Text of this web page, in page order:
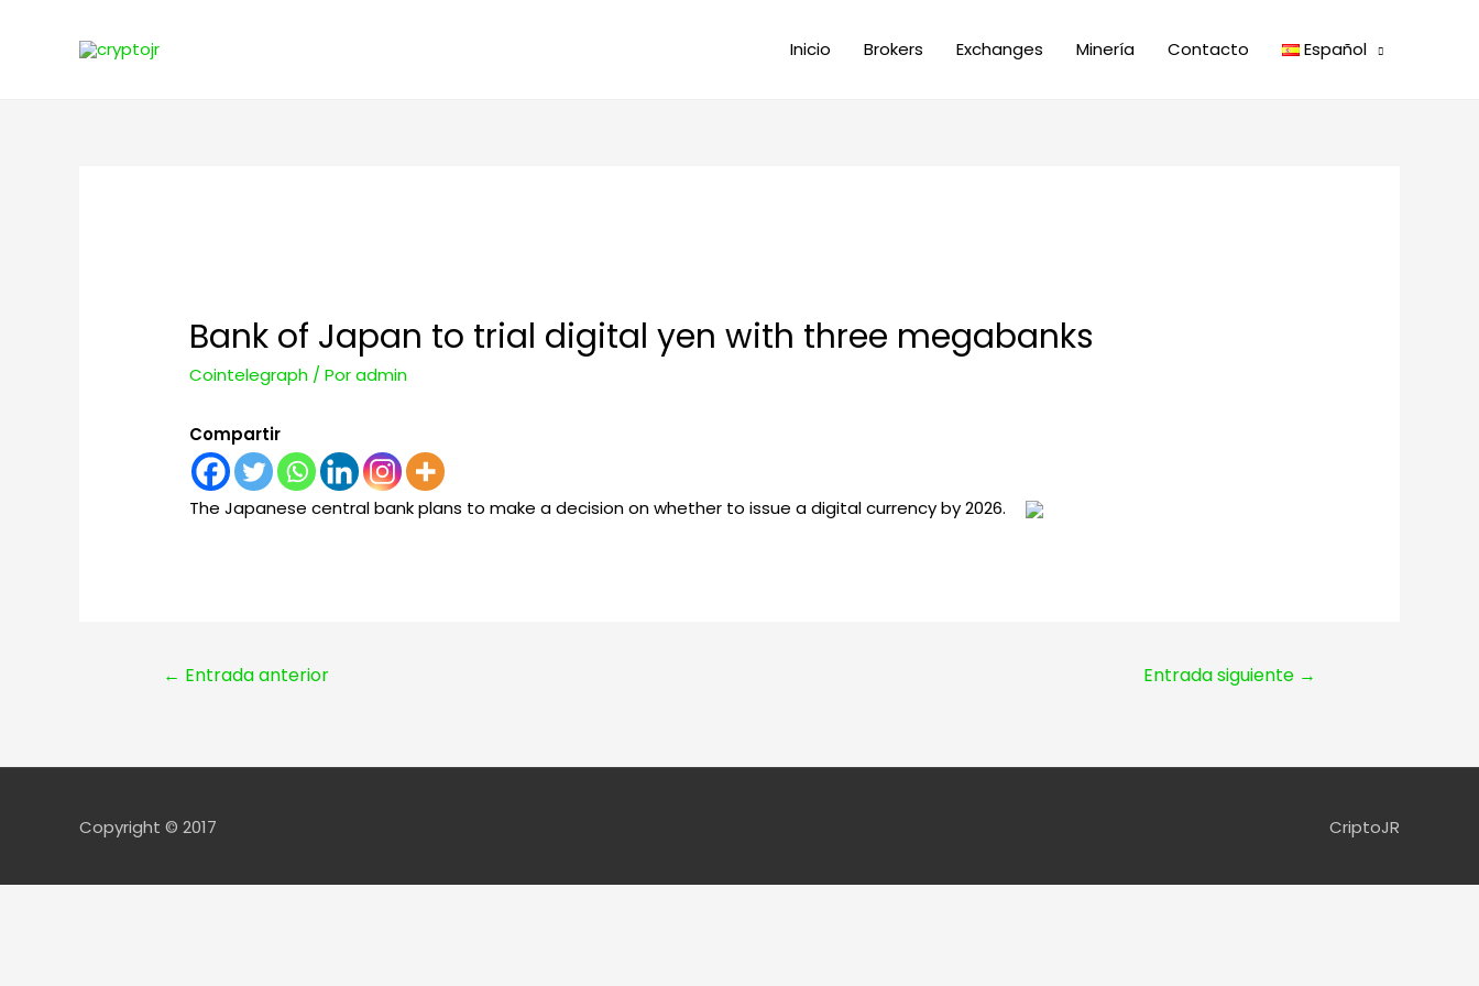
Inicio Brokers Exchanges Minería Contacto Español
Bank of Japan to trial digital yen with three megabanks
Cointelegraph / Poradmin
Compartir
The Japanese central bank plans to make a decision on whether to issue a digital currency by 2026.
Navegación
entradas
← Entrada anterior Entrada siguiente →
Copyright © 2017 CriptoJR